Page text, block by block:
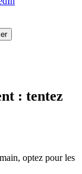
: tentez
optez pour les